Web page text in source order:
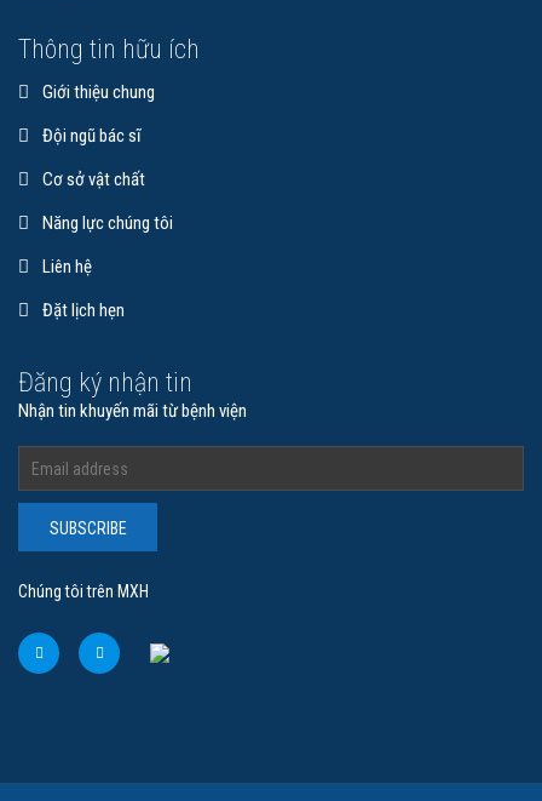
Nguyên Phó Trưởng Khoa Khám mắt Bệnh viện Mắt TP.HCM. Bác sỹ
Thông tin hữu ích
Giới thiệu chung
Đội ngũ bác sĩ
Cơ sở vật chất
Năng lực chúng tôi
Liên hệ
Đặt lịch hẹn
Đăng ký nhận tin
Nhận tin khuyến mãi từ bệnh viện
SUBSCRIBE
Chúng tôi trên MXH